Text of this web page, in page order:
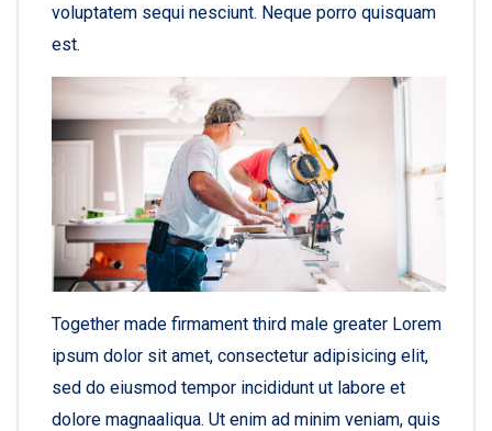
voluptatem sequi nesciunt. Neque porro quisquam
est.
Together made firmament third male greater Lorem
ipsum dolor sit amet, consectetur adipisicing elit,
sed do eiusmod tempor incididunt ut labore et
dolore magnaaliqua. Ut enim ad minim veniam, quis